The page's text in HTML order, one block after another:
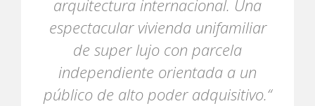
arquitectura internacional. Una
espectacular vivienda unifamiliar
de super lujo con parcela
independiente orientada a un
público de alto poder adquisitivo.“